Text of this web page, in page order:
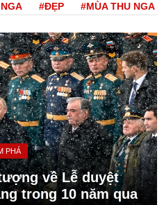
#ĐẸP #MÙA THU NGA
PHÁ
về Lễ duyệt
trong 10 năm qua